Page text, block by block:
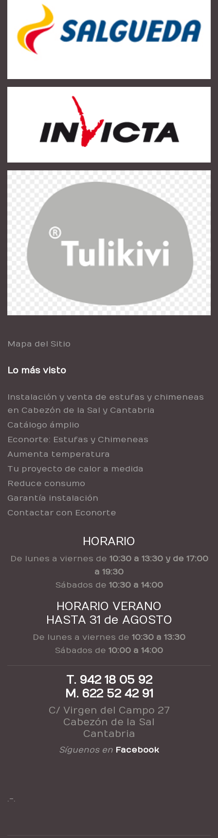
Mapa del Sitio
Lo más visto
Instalación y venta de estufas y chimeneas
en Cabezón de la Sal y Cantabria
Catálogo ámplio
Econorte: Estufas y Chimeneas
Aumenta temperatura
Tu proyecto de calor a medida
Reduce consumo
Garantía instalación
Contactar con Econorte
HORARIO
De lunes a viernes de 10:30 a 13:30 y de 17:00
a 19:30
Sábados de 10:30 a 14:00
HORARIO VERANO
HASTA 31 de AGOSTO
De lunes a viernes de 10:30 a 13:30
Sábados de 10:00 a 14:00
T. 942 18 05 92
M. 622 52 42 91
C/ Virgen del Campo 27
Cabezón de la Sal
Cantabria
Síguenos en Facebook
.-.